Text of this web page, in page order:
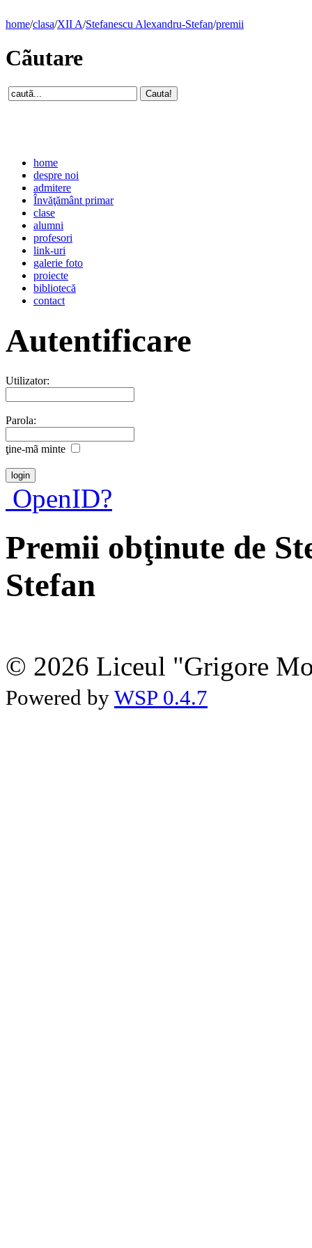
home/clasa/XII A/Stefanescu Alexandru-Stefan/premii
Cãutare
home
despre noi
admitere
Învăţământ primar
clase
alumni
profesori
link-uri
galerie foto
proiecte
bibliotecă
contact
Autentificare
Utilizator:
Parola:
ţine-mã minte
OpenID?
Premii obţinute de
Stefan
© 2026 Liceul "Grigore
Powered by WSP 0.4.7